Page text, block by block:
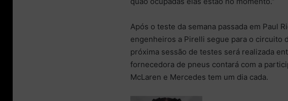
Após o teste da semana passada em Paul
engenheiros a Pirelli segue para o circuito
próxima sessão de testes será realizada
fornecedora de pneus contará com a
McLaren e Mercedes tem um dia cada.